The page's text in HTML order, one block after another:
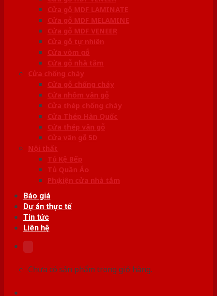
Cửa gỗ MDF LAMINATE
Cửa gỗ MDF MELAMINE
Cửa gỗ MDF VENEER
Cửa gỗ tự nhiên
Cửa vòm gỗ
Cửa gỗ nhà tắm
Cửa chống cháy
Cửa gỗ chống cháy
Cửa nhôm vân gỗ
Cửa thép chống cháy
Cửa Thép Hàn Quốc
Cửa thép vân gỗ
Cửa vân gỗ 5D
Nội thất
Tủ Kệ Bếp
Tủ Quần Áo
Phụ kiện cửa nhà tắm
Báo giá
Dự án thực tế
Tin tức
Liên hệ
Chưa có sản phẩm trong giỏ hàng.